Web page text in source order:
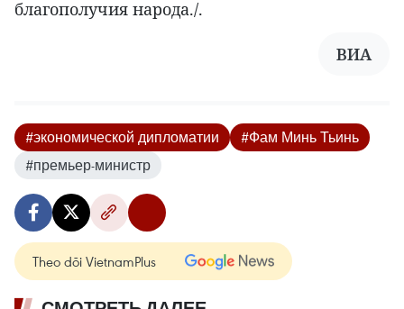
благополучия народа./.
ВИА
#экономической дипломатии
#Фам Минь Тьинь
#премьер-министр
Theo dõi VietnamPlus